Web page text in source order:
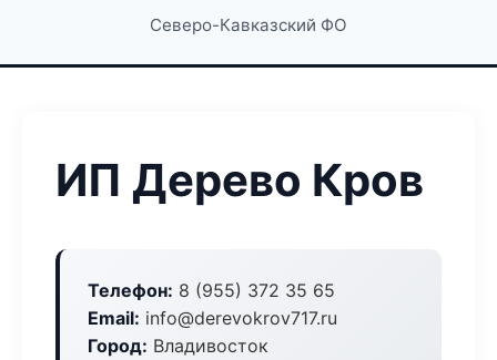
Северо-Кавказский ФО
ИП Дерево Кров
Телефон: 8 (955) 372 35 65
Email: info@derevokrov717.ru
Город: Владивосток